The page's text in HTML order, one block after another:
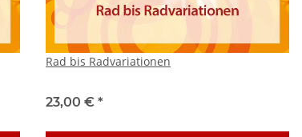
Rad bis Radvariationen
23,00 € *